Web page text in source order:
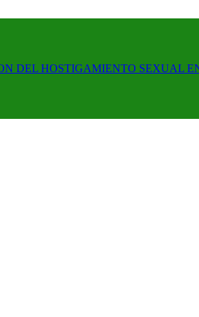
DEL HOSTIGAMIENTO SEXUAL